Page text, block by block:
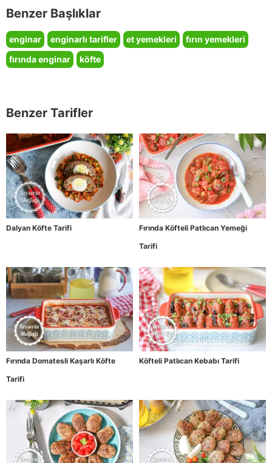
Benzer Başlıklar
enginar enginarlı tarifler et yemekleri
fırın yemekleri
fırında enginar
köfte
Benzer Tarifler
Dalyan Köfte Tarifi
Fırında Köfteli Patlıcan Yemeği
Tarifi
Fırında Domatesli Kaşarlı Köfte
Tarifi
Köfteli Patlıcan Kebabı Tarifi